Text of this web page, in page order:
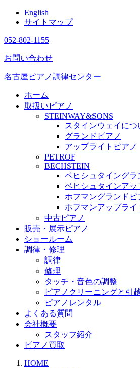
English
サイトマップ
052-802-1155
お問い合わせ
名古屋ピアノ調律センター
ホーム
取扱いピアノ
STEINWAY&SONS
スタインウェイにつ
グランドピアノ
アップライトピアノ
PETROF
BECHSTEIN
ベヒシュタイングラ
ベヒシュタインアッ
ホフマングランドピ
ホフマンアップライ
中古ピアノ
販売・展示ピアノ
ショールーム
調律・修理
調律
修理
タッチ・音色の調整
ピアノクリーニングと引
ピアノレンタル
よくある質問
会社概要
スタッフ紹介
ピアノ買取
HOME